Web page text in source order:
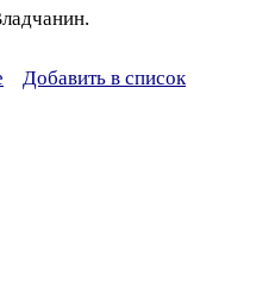
Добавить в список